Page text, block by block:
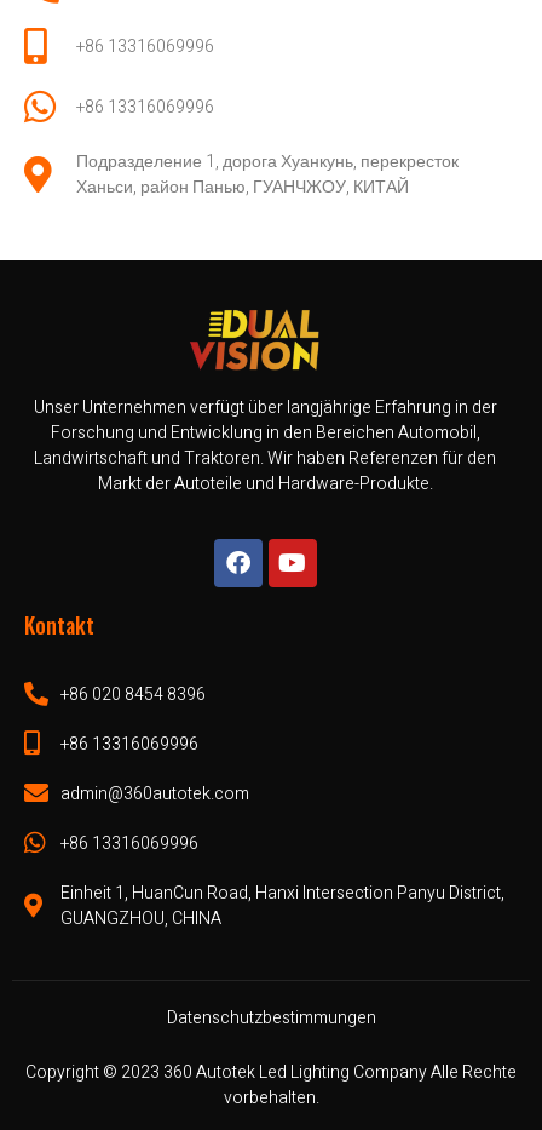
+86 13316069996
+86 13316069996
Подразделение 1, дорога Хуанкунь, перекресток
Ханьси, район Панью, ГУАНЧЖОУ, КИТАЙ
Unser Unternehmen verfügt über langjährige Erfahrung in der
Forschung und Entwicklung in den Bereichen Automobil,
Landwirtschaft und Traktoren. Wir haben Referenzen für den
Markt der Autoteile und Hardware-Produkte.
Kontakt
+86 020 8454 8396
+86 13316069996
admin@360autotek.com
+86 13316069996
Einheit 1, HuanCun Road, Hanxi Intersection Panyu District,
GUANGZHOU, CHINA
Datenschutzbestimmungen
Copyright © 2023 360 Autotek Led Lighting Company Alle Rechte
vorbehalten.